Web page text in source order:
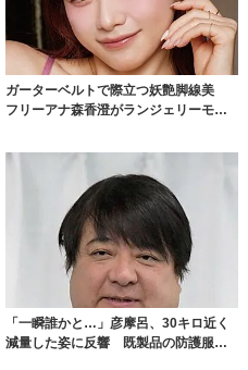
ガーターベルトで際立つ妖艶脚線美
フリーアナ森香澄がランジェリーモデ
「一瞬誰かと…」彦摩呂、30キロ近く
減量した姿に反響 既製品の防護服が